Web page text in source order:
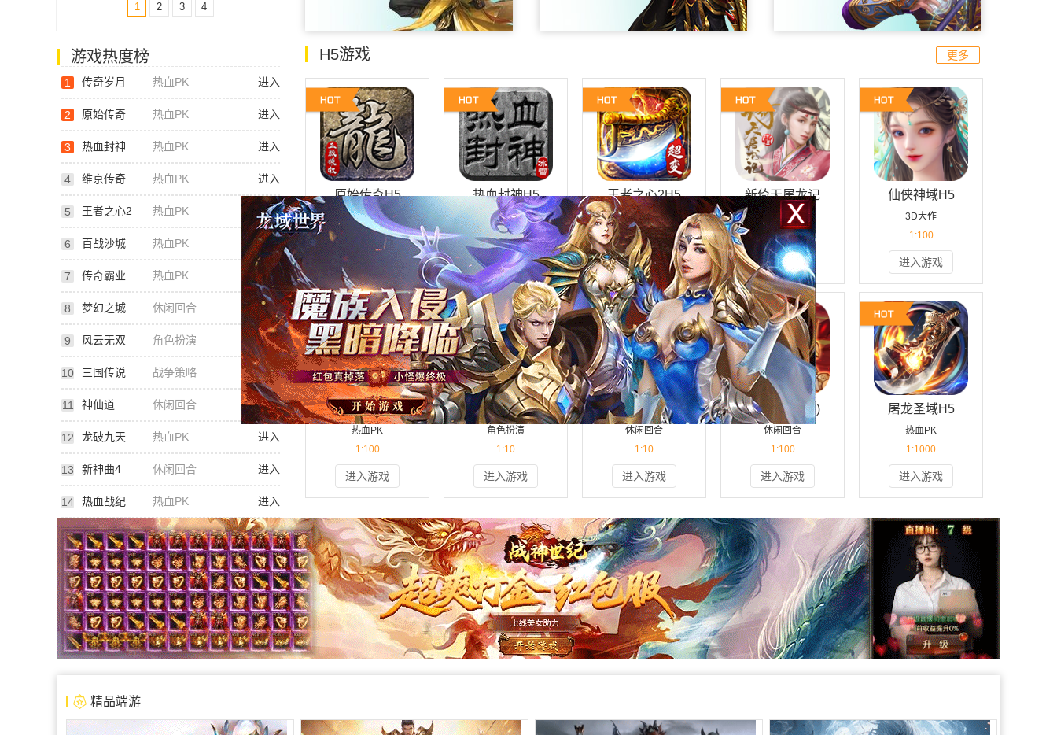
1 2 3 4
进入游戏 礼包
游戏热度榜
1 传奇岁月 热血PK 进入
2 原始传奇 热血PK 进入
3 热血封神 热血PK 进入
4 维京传奇 热血PK 进入
5 王者之心2 热血PK 进入
6 百战沙城 热血PK 进入
7 传奇霸业 热血PK 进入
8 梦幻之城 休闲回合 进入
9 风云无双 角色扮演 进入
10 三国传说 战争策略 进入
11 神仙道 休闲回合 进入
12 龙破九天 热血PK 进入
13 新神曲4 休闲回合 进入
14 热血战纪 热血PK 进入
H5游戏 更多
原始传奇H5
热血PK
1:1
进入游戏
扫一扫 手机玩
进入游戏
热血封神H5
热血PK
1:100
进入游戏
扫一扫 手机玩
进入游戏
王者之心2H5
热血PK
1:100
进入游戏
扫一扫 手机玩
进入游戏
新倚天屠龙记
角色扮演
1:10
进入游戏
扫一扫 手机玩
进入游戏
仙侠神域H5
3D大作
1:100
进入游戏
扫一扫 手机玩
进入游戏
维京传奇H5
热血PK
1:100
进入游戏
扫一扫 手机玩
进入游戏
中职篮:全力以赴
角色扮演
1:10
进入游戏
扫一扫 手机玩
进入游戏
全民学霸
休闲回合
1:10
进入游戏
扫一扫 手机玩
进入游戏
猫狩纪(0.1折)
休闲回合
1:100
进入游戏
扫一扫 手机玩
进入游戏
屠龙圣域H5
热血PK
1:1000
进入游戏
扫一扫 手机玩
进入游戏
精品端游